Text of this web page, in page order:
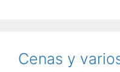
Cenas y